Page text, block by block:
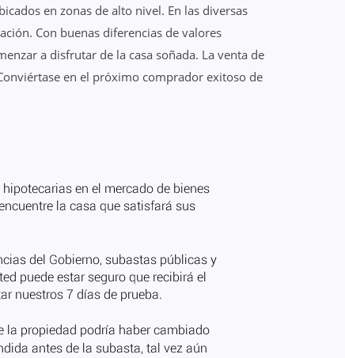
en zonas de alto nivel. En las diversas
Con buenas diferencias de valores
a disfrutar de la casa soñada. La venta de
en el próximo comprador exitoso de